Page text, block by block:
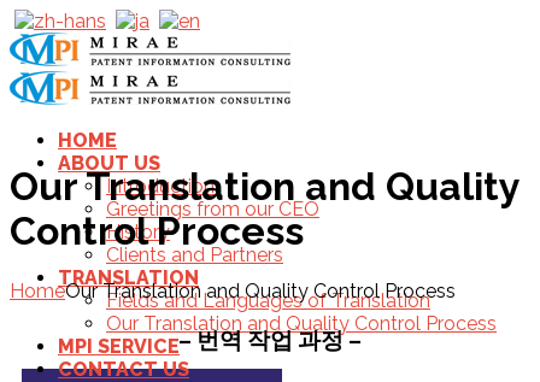
HOME
ABOUT US
Introduction
Greetings from our CEO
History
Clients and Partners
TRANSLATION
Fields and Languages of Translation
Our Translation and Quality Control Process
MPI SERVICE
CONTACT US
Our Translation and Quality
Control Process
HomeOur Translation and Quality Control Process
– 번역 작업 과정 –